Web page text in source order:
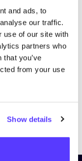
and ads, to
our traffic.
use of our site with
partners who
you’ve
from your use
Show detailsPreviousNext